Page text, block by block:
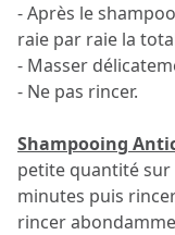
- Après le
raie par raie la
- Masser
- Ne pas rincer.
Shampooing
petite quantité sur
minutes puis
rincer